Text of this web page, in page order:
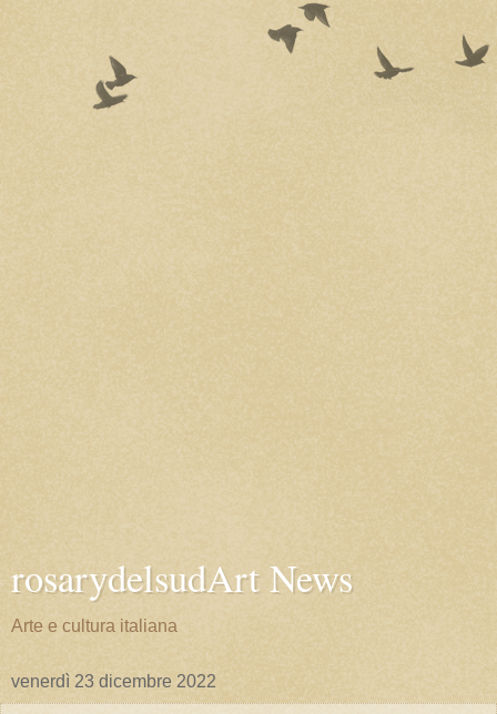
rosarydelsudArt News
Arte e cultura italiana
venerdì 23 dicembre 2022